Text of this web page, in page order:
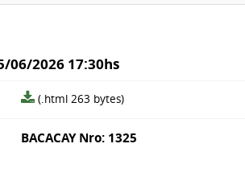
06/2026 17:30hs
archivo
(.html 263 bytes)
BACACAY Nro: 1325